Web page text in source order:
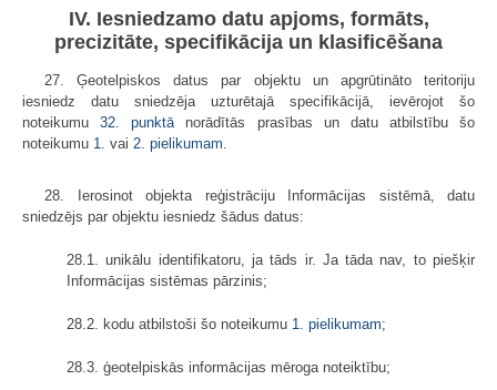
IV. Iesniedzamo datu apjoms, formāts,
precizitāte, specifikācija un klasificēšana
27. Ģeotelpiskos datus par objektu un apgrūtināto teritoriju
iesniedz datu sniedzēja uzturētajā specifikācijā, ievērojot šo
noteikumu32. punktā norādītās prasības un datu atbilstību šo
noteikumu 1. vai 2. pielikumam
28. Ierosinot objekta reģistrāciju Informācijas sistēmā, datu
sniedzējs par objektu iesniedz šādus datus:
28.1. unikālu identifikatoru, ja tāds ir. Ja tāda nav, to piešķir
Informācijas sistēmas pārzinis;
28.2. kodu atbilstoši šo noteikumu 1. pielikumam;
28.3. ģeotelpiskās informācijas mēroga noteiktību;